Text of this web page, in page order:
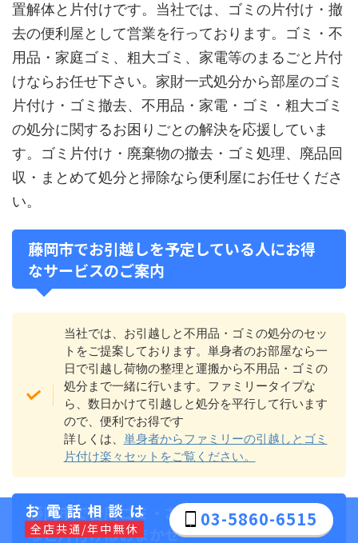
置解体と片付けです。当社では、ゴミの片付け・撤
去の便利屋として営業を行っております。ゴミ・不
用品・家庭ゴミ、粗大ゴミ、家電等のまるごと片付
けならお任せ下さい。家財一式処分から部屋のゴミ
片付け・ゴミ撤去、不用品・家電・ゴミ・粗大ゴミ
の処分に関するお困りごとの解決を応援していま
す。ゴミ片付け・廃棄物の撤去・ゴミ処理、廃品回
収・まとめて処分と掃除なら便利屋にお任せくださ
い。
藤岡市でお引越しを予定している人にお得
なサービスのご案内
当社では、お引越しと不用品・ゴミの処分のセッ
トをご提案しております。単身者のお部屋なら一
日で引越し荷物の整理と運搬から不用品・ゴミの
処分まで一緒に行います。ファミリータイプな
ら、数日かけて引越しと処分を平行して行います
ので、便利でお得です
詳しくは、 単身者からファミリーの引越しとゴミ
片付け楽々セットをご覧ください。
藤岡市で台所ゴミ・お庭のゴミ・物置解体
など片付けはおまかせ
お電話相談は
全店共通/年中無休 03-5860-6515